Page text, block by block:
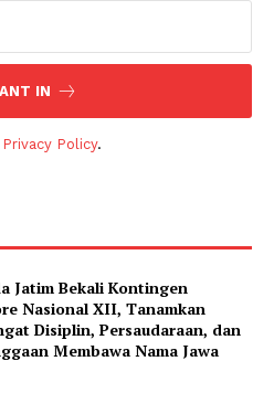
IN
Privacy Policy.
Jatim Bekali Kontingen
Nasional XII, Tanamkan
Disiplin, Persaudaraan, dan
Membawa Nama Jawa